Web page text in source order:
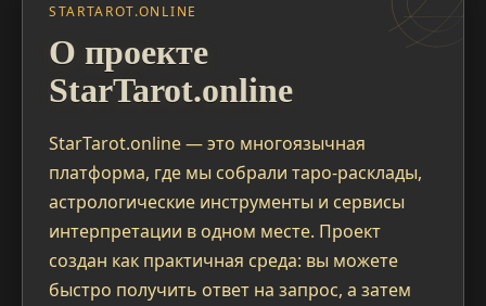
STARTAROT.ONLINE
О проекте
StarTarot.online
StarTarot.online — это многоязычная
платформа, где мы собрали таро-расклады,
астрологические инструменты и сервисы
интерпретации в одном месте. Проект
создан как практичная среда: вы можете
быстро получить ответ на запрос, а затем